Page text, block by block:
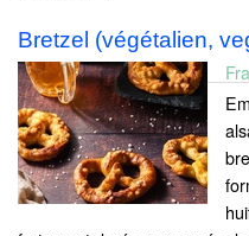
Bretzel (végétalien,